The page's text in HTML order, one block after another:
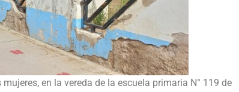
en la vereda de la escuela primaria N° 119 de